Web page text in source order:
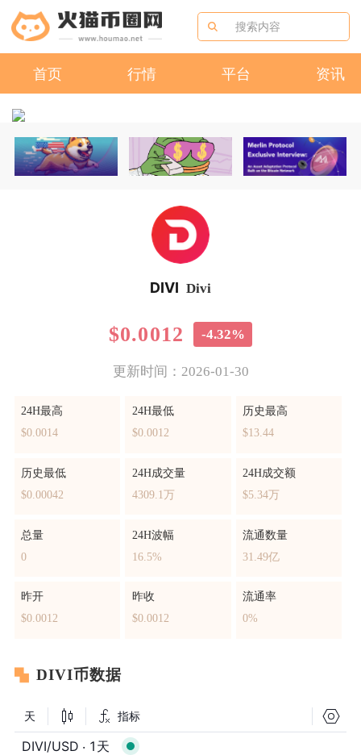
首页 行情 平台 资讯
DIVI Divi
$0.0012 -4.32%
更新时间：2026-01-30
24H最高
$0.0014
24H最低
$0.0012
历史最高
$13.44
历史最低
$0.00042
24H成交量
4309.1万
24H成交额
$5.34万
总量
0
24H波幅
16.5%
流通数量
31.49亿
昨开
$0.0012
昨收
$0.0012
流通率
0%
DIVI币数据